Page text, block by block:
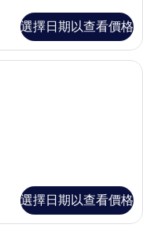
選擇日期以查看價格
寢具、羽絨被、筆電工作空間
選擇日期以查看價格